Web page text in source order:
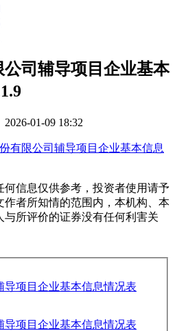
公司辅导项目企业基本
2026-01-09 18:32
有限公司辅导项目企业基本信息
信息仅供参考，投资者使用请予
作者所知情的范围内，本机构、本
与所评价的证券没有任何利害关
导项目企业基本信息情况表
导项目企业基本信息情况表